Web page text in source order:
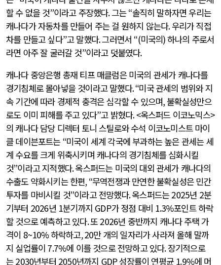
할 수 없을 것”이라고 주장했다.그는“솔직히 말하자면 우리는
캐나다가 자동차를 만들어 주는 걸 원하지 않는다.우리가 직접
차를 만들고 싶다”고 말했다.그러면서 “(미국의)하나의 주로서
라면 아주 잘 굴러갈 것”이라고 덧붙였다.
캐나다 중앙은행 총재 티프 매클럼은 미국의 관세가 캐나다를
경기침체로 몰아넣을 것이라고 말했다. “미국 관세의 범위와 지
속 기간에 따라 경제적 충격은 심각할 수 있으며, 불확실성만으
로도 이미 피해를 주고 있다”고 밝혔다. <옥스퍼드 이코노믹스>
의 캐나다 담당 디렉터 토니 스틸로와 수석 이코노미스트 마이
클 데이븐포트는 “미국이 세계 각국에 부과하는 높은 관세는 세
계 수요를 크게 위축시키며 캐나다의 경기침체를 심화시킬
것”이라고 지적했다.옥스퍼드는 미국의 대외 관세가 캐나다의
수출도 약화시키는 한편, “무역전쟁과 만연한 불확실성은 민간
투자를 마비시킬 것”이라고 전망했다.옥스퍼드는2025년 2분
기부터 2026년 1분기까지 GDP가 정점 대비 1.3%포인트 하락
할 것으로 예측하고 있다.또 2026년 중반까지 캐나다 주택 가
격이 8~10%하락하고, 20만 개의 일자리가 사라져 올해 말까
지 실업률이 7.7%에 이를 것으로 전망하고 있다.장기적으로
는2030년부터 2050년까지 GDP성장률이 연평균 1.9%에 머